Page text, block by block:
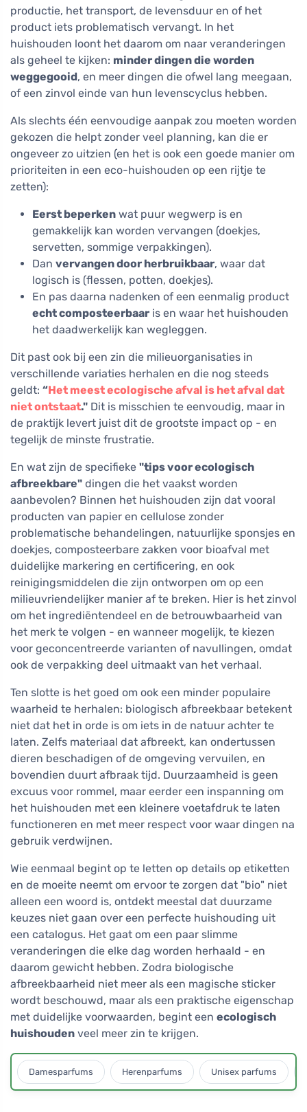
productie, het transport, de levensduur en of het
product iets problematisch vervangt. In het
huishouden loont het daarom om naar veranderingen
als geheel te kijken: minder dingen die worden
weggegooid, en meer dingen die ofwel lang meegaan,
of een zinvol einde van hun levenscyclus hebben.
Als slechts één eenvoudige aanpak zou moeten worden
gekozen die helpt zonder veel planning, kan die er
ongeveer zo uitzien (en het is ook een goede manier om
prioriteiten in een eco-huishouden op een rijtje te
zetten):
Eerst beperken wat puur wegwerp is en
gemakkelijk kan worden vervangen (doekjes,
servetten, sommige verpakkingen).
Dan vervangen door herbruikbaar, waar dat
logisch is (flessen, potten, doekjes).
En pas daarna nadenken of een eenmalig product
echt composteerbaar is en waar het huishouden
het daadwerkelijk kan wegleggen.
Dit past ook bij een zin die milieuorganisaties in
verschillende variaties herhalen en die nog steeds
geldt: “Het meest ecologische afval is het afval dat
niet ontstaat." Dit is misschien te eenvoudig, maar in
de praktijk levert juist dit de grootste impact op - en
tegelijk de minste frustratie.
En wat zijn de specifieke "tips voor ecologisch
afbreekbare" dingen die het vaakst worden
aanbevolen? Binnen het huishouden zijn dat vooral
producten van papier en cellulose zonder
problematische behandelingen, natuurlijke sponsjes en
doekjes, composteerbare zakken voor bioafval met
duidelijke markering en certificering, en ook
reinigingsmiddelen die zijn ontworpen om op een
milieuvriendelijker manier af te breken. Hier is het zinvol
om het ingrediëntendeel en de betrouwbaarheid van
het merk te volgen - en wanneer mogelijk, te kiezen
voor geconcentreerde varianten of navullingen, omdat
ook de verpakking deel uitmaakt van het verhaal.
Ten slotte is het goed om ook een minder populaire
waarheid te herhalen: biologisch afbreekbaar betekent
niet dat het in orde is om iets in de natuur achter te
laten. Zelfs materiaal dat afbreekt, kan ondertussen
dieren beschadigen of de omgeving vervuilen, en
bovendien duurt afbraak tijd. Duurzaamheid is geen
excuus voor rommel, maar eerder een inspanning om
het huishouden met een kleinere voetafdruk te laten
functioneren en met meer respect voor waar dingen na
gebruik verdwijnen.
Wie eenmaal begint op te letten op details op etiketten
en de moeite neemt om ervoor te zorgen dat "bio" niet
alleen een woord is, ontdekt meestal dat duurzame
keuzes niet gaan over een perfecte huishouding uit
een catalogus. Het gaat om een paar slimme
veranderingen die elke dag worden herhaald - en
daarom gewicht hebben. Zodra biologische
afbreekbaarheid niet meer als een magische sticker
wordt beschouwd, maar als een praktische eigenschap
met duidelijke voorwaarden, begint een ecologisch
huishouden veel meer zin te krijgen.
Damesparfums Herenparfums Unisex parfums